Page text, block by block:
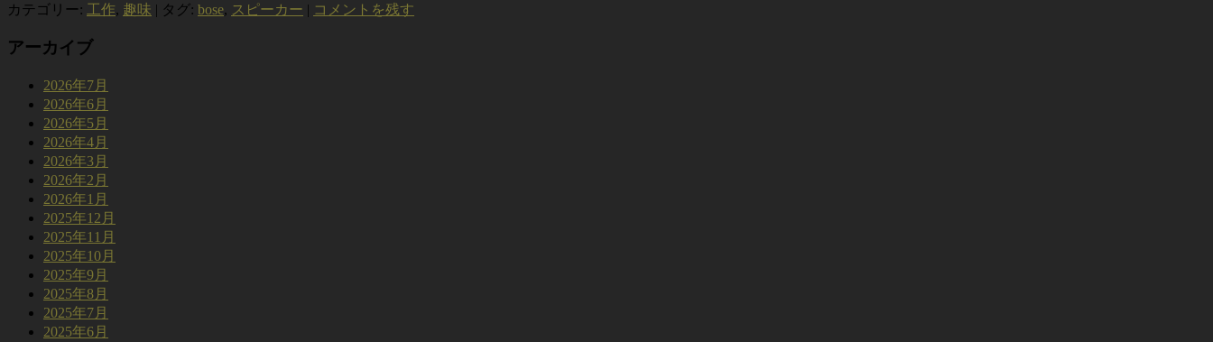
カテゴリー: 工作, 趣味 | タグ: bose, スピーカー | コメントを残す
アーカイブ
2026年7月
2026年6月
2026年5月
2026年4月
2026年3月
2026年2月
2026年1月
2025年12月
2025年11月
2025年10月
2025年9月
2025年8月
2025年7月
2025年6月